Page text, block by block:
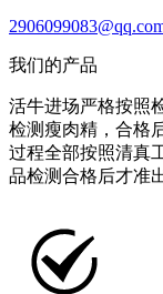
我们的产品
活牛进场严格按照
检测瘦肉精，合格
过程全部按照清真
品检测合格后才准